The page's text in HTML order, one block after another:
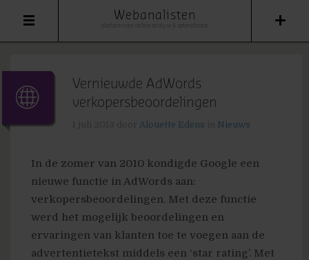
Webanalisten
Vernieuwde AdWords
verkopersbeoordelingen
Alouette Edens Nieuws
In de zomer van 2010 kondigde Google een
nieuwe functie in AdWords aan:
verkopersbeoordelingen. Met deze functie
werd het mogelijk beoordelingen en
ervaringen van klanten toe te voegen aan de
advertentietekst middels een ‘star rating’. Met